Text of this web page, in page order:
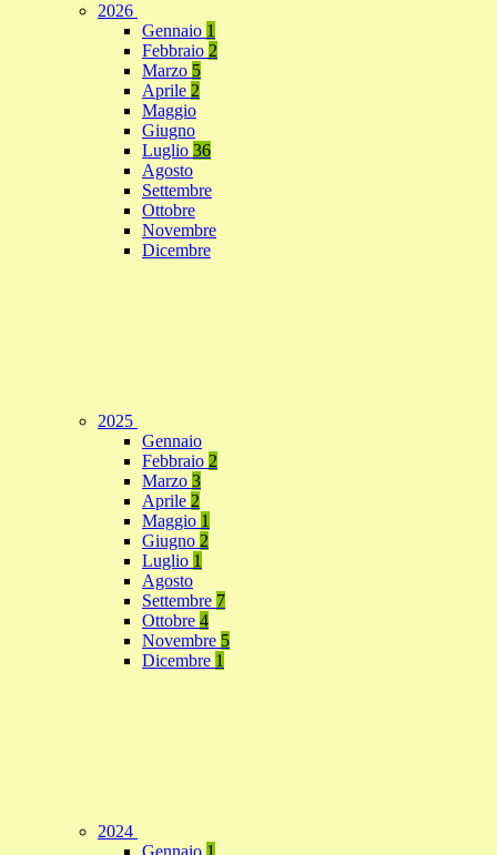
2026
Gennaio 1
Febbraio 2
Marzo 5
Aprile 2
Maggio
Giugno
Luglio 36
Agosto
Settembre
Ottobre
Novembre
Dicembre
2025
Gennaio
Febbraio 2
Marzo 3
Aprile 2
Maggio 1
Giugno 2
Luglio 1
Agosto
Settembre 7
Ottobre 4
Novembre 5
Dicembre 1
2024